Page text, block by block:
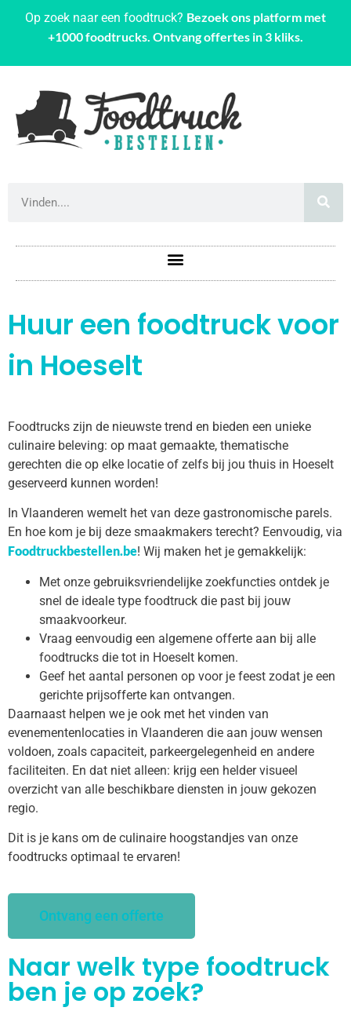
Op zoek naar een foodtruck? Bezoek ons platform met
+1000 foodtrucks. Ontvang offertes in 3 kliks.
Huur een foodtruck voor
in Hoeselt
Foodtrucks zijn de nieuwste trend en bieden een unieke
culinaire beleving: op maat gemaakte, thematische
gerechten die op elke locatie of zelfs bij jou thuis in Hoeselt
geserveerd kunnen worden!
In Vlaanderen wemelt het van deze gastronomische parels.
En hoe kom je bij deze smaakmakers terecht? Eenvoudig, via
Foodtruckbestellen.be! Wij maken het je gemakkelijk:
Met onze gebruiksvriendelijke zoekfuncties ontdek je
snel de ideale type foodtruck die past bij jouw
smaakvoorkeur.
Vraag eenvoudig een algemene offerte aan bij alle
foodtrucks die tot in Hoeselt komen.
Geef het aantal personen op voor je feest zodat je een
gerichte prijsofferte kan ontvangen.
Daarnaast helpen we je ook met het vinden van
evenementenlocaties in Vlaanderen die aan jouw wensen
voldoen, zoals capaciteit, parkeergelegenheid en andere
faciliteiten. En dat niet alleen: krijg een helder visueel
overzicht van alle beschikbare diensten in jouw gekozen
regio.
Dit is je kans om de culinaire hoogstandjes van onze
foodtrucks optimaal te ervaren!
Ontvang een offerte
Naar welk type foodtruck
ben je op zoek?